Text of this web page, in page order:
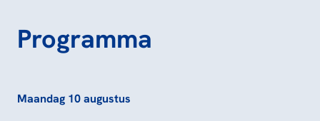
Programma
Maandag 10 augustus